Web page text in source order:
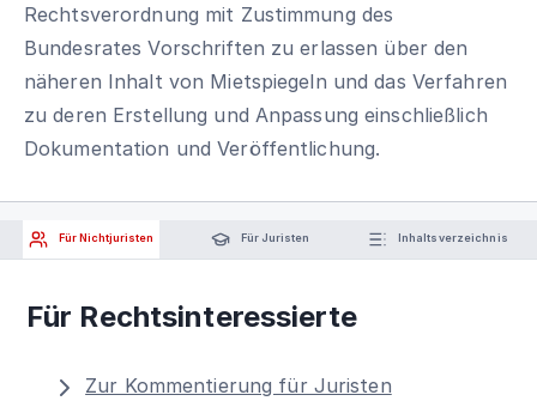
Rechtsverordnung mit Zustimmung des
Bundesrates Vorschriften zu erlassen über den
näheren Inhalt von Mietspiegeln und das Verfahren
zu deren Erstellung und Anpassung einschließlich
Dokumentation und Veröffentlichung.
Für Nichtjuristen Für Juristen Inhaltsverzeichnis
Für Rechtsinteressierte
Zur Kommentierung für Juristen